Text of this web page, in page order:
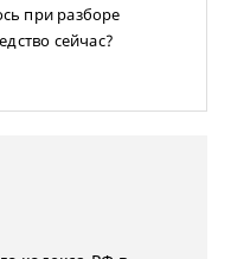
при разборе
сейчас?